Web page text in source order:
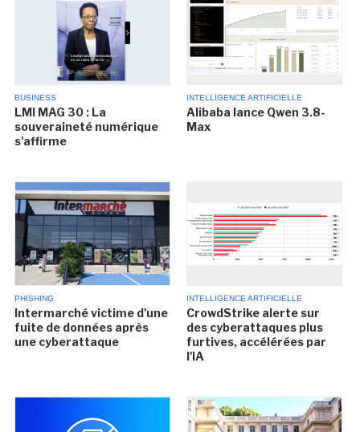
BUSINESS
LMI MAG 30 : La
souveraineté numérique
s'affirme
INTELLIGENCE ARTIFICIELLE
Alibaba lance Qwen 3.8-
Max
PHISHING
Intermarché victime d'une
fuite de données après
une cyberattaque
INTELLIGENCE ARTIFICIELLE
CrowdStrike alerte sur
des cyberattaques plus
furtives, accélérées par
l'IA